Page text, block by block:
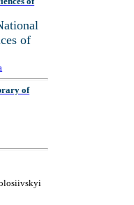
of
of